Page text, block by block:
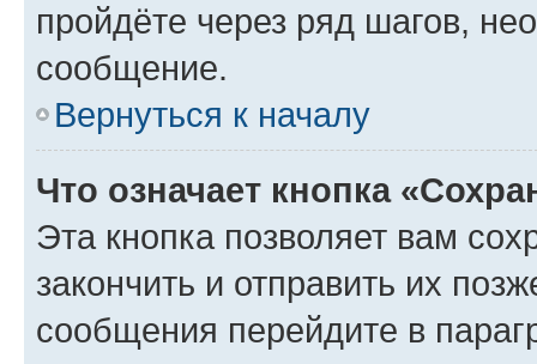
пройдёте через ряд шагов,
сообщение.
Вернуться к началу
Что означает кнопка
Эта кнопка позволяет вам
закончить и отправить их
сообщения перейдите в